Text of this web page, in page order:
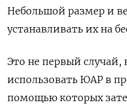
Небольшой размер и
устанавливать их на
Это не первый случай,
использовать ЮАР в
помощью которых